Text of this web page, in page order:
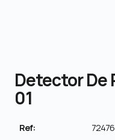
Detector De
01
Ref: